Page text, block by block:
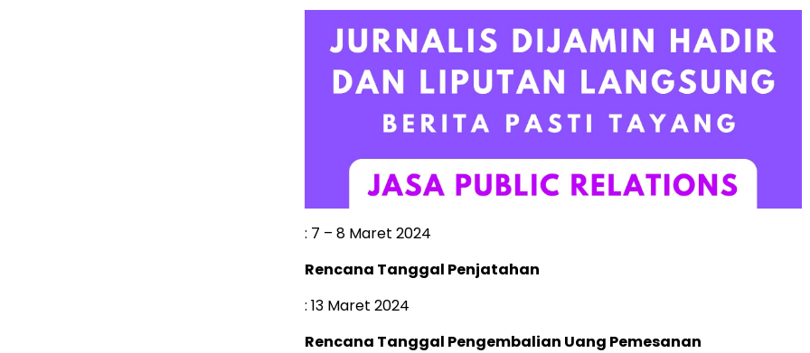
: 7 – 8 Maret 2024
Rencana Tanggal Penjatahan
: 13 Maret 2024
Rencana Tanggal Pengembalian Uang Pemesanan